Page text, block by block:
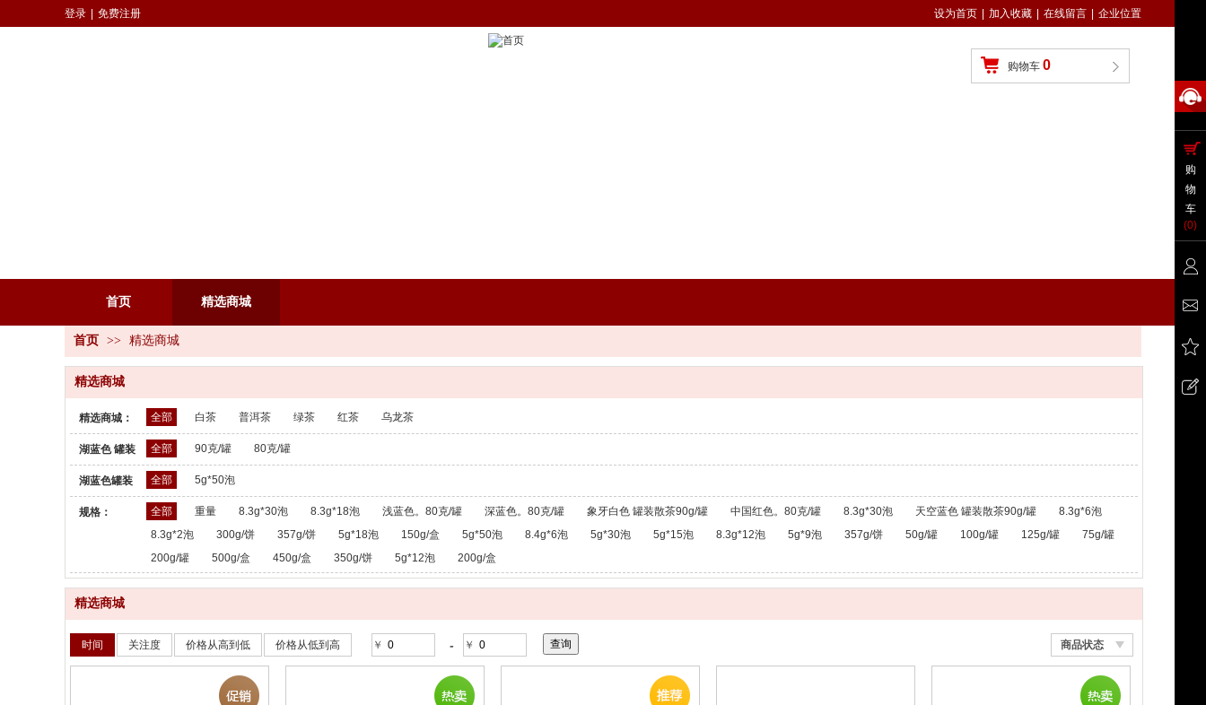
购物车 0
登录 免费注册 设为首页 加入收藏 在线留言 企业位置
首页 精选商城
首页 >> 精选商城
精选商城
精选商城： 全部 白茶 普洱茶 绿茶 红茶 乌龙茶
湖蓝色 罐装
散茶：
全部 90克/罐 80克/罐
湖蓝色罐装
散茶：
全部 5g*50泡
规格： 全部 重量 8.3g*30泡 8.3g*18泡 浅蓝色。80克/罐 深蓝色。80克/罐 象牙白色 罐装散茶90g/罐 中国红色。80克/罐 8.3g*30泡 天空蓝色 罐装散茶90g/罐
8.3g*6泡
8.3g*2泡
300g/饼 357g/饼 5g*18泡 150g/盒 5g*50泡 8.4g*6泡 5g*30泡 5g*15泡 8.3g*12泡 5g*9泡 357g/饼 50g/罐 100g/罐 125g/罐
75g/罐
200g/罐
500g/盒 450g/盒 350g/饼 5g*12泡 200g/盒
精选商城
商品状态
时间 关注度 价格从高到低 价格从低到高 ￥ - ￥
购
物
车
(0)